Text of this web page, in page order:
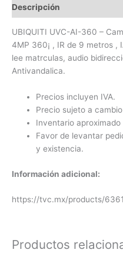
Descripción
UBIQUITI UVC-AI-360 –
4MP 360¡ , IR de 9 metros ,
lee matrculas, audio
Antivandalica.
Precios incluyen IVA.
Precio sujeto a
Inventario
Favor de levantar
y existencia.
Información adicional:
https://tvc.mx/products/
Productos